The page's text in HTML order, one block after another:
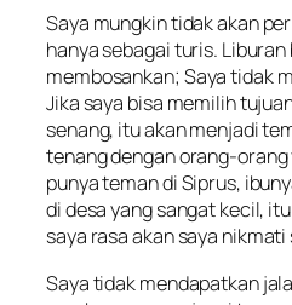
Saya mungkin tidak akan
hanya sebagai turis. Liburan
membosankan; Saya tidak
Jika saya bisa memilih
senang, itu akan menjadi
tenang dengan orang-orang
punya teman di Siprus,
di desa yang sangat kecil,
saya rasa akan saya
Saya tidak mendapatkan